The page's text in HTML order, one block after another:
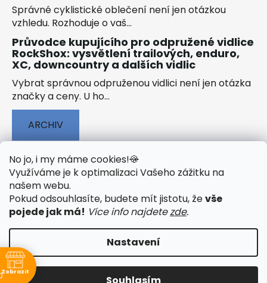
No jo, i my máme cookies!🍪
Využíváme je k optimalizaci Vašeho zážitku na
našem webu.
Pokud odsouhlasíte, budete mít jistotu, ževše
pojede jak má! Více info najdetezde.
Nastavení
Správné cyklistické oblečení není jen otázkou
vzhledu. Rozhoduje o vaš...
Průvodce kupujícího pro odpružené vidlice
RockShox: vysvětlení trailových, enduro,
XC, downcountry a dalších vidlic
Vybrat správnou odpruženou vidlici není jen otázka
značky a ceny. U ho...
ARCHIV
🟢 TECHNOLOGIE
🟢 O ELEKTROKOLECH
🟢 NÁVODY KE STAŽENÍ
Vytvořil Shoptet&PekneWeby
Zobrazit